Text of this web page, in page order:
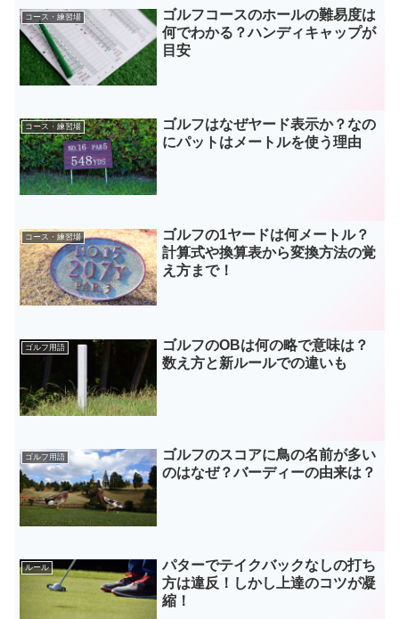
コース・練習場
ゴルフコースのホールの難易度は
何でわかる？ハンディキャップが
目安
コース・練習場
ゴルフはなぜヤード表示か？なの
にパットはメートルを使う理由
コース・練習場
ゴルフの1ヤードは何メートル？
計算式や換算表から変換方法の覚
え方まで！
ゴルフ用語
ゴルフのOBは何の略で意味は？
数え方と新ルールでの違いも
ゴルフ用語
ゴルフのスコアに鳥の名前が多い
のはなぜ？バーディーの由来は？
ルール
パターでテイクバックなしの打ち
方は違反！しかし上達のコツが凝
縮！